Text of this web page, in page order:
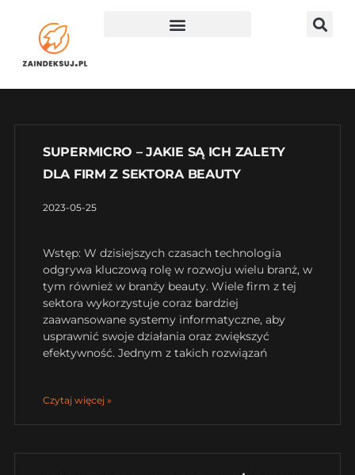
SUPERMICRO – JAKIE SĄ ICH ZALETY
DLA FIRM Z SEKTORA BEAUTY
2023-05-25
Wstęp: W dzisiejszych czasach technologia
odgrywa kluczową rolę w rozwoju wielu branż, w
tym również w branży beauty. Wiele firm z tej
sektora wykorzystuje coraz bardziej
zaawansowane systemy informatyczne, aby
usprawnić swoje działania oraz zwiększyć
efektywność. Jednym z takich rozwiązań
Czytaj więcej »